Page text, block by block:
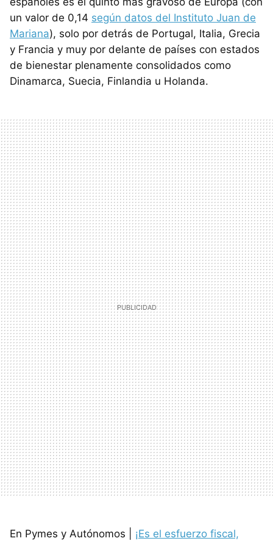
un valor de 0,14 según datos del Instituto Juan de
Mariana), solo por detrás de Portugal, Italia, Grecia
y Francia y muy por delante de países con estados
de bienestar plenamente consolidados como
Dinamarca, Suecia, Finlandia u Holanda.
En Pymes y Autónomos | ¡Es el esfuerzo fiscal,